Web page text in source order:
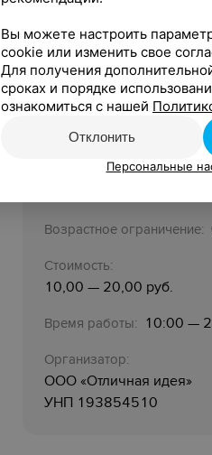
– Супергеройский грим и
Помните: героями не
рождаются, героями
Возрастное ограничение:
Стоимость:
10,00 — 20,00 руб.
Время работы: 10:00 —
Организатор:
ООО «‎Отличная идея»‎
УНП 193854510
Вы можете настроить
cookie или изменить свое
Для получения
сроках и порядке
ознакомиться с нашей
Отклонить
Персональные